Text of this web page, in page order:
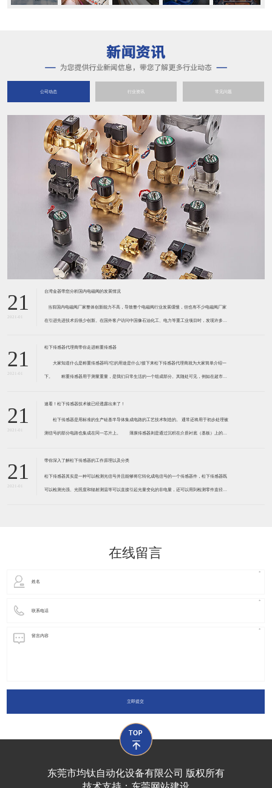
公司动态 行业资讯 常见问题
21
2021-01
台湾金器带您分析国内电磁阀的发展情况
​ 当前国内电磁阀厂家整体创新能力不高，导致整个电磁阀行业发展缓慢，但也有不少电磁阀厂家
在引进先进技术后很少创新。在国外客户访问中国像石油化工、电力等重工业项目时，发现许多项
21
2021-01
松下传感器代理商带你走进称重传感器
大家知道什么是称重传感器吗?它的用途是什么?接下来松下传感器代理商就为大家简单介绍一
下。 称重传感器用于测量重量，是我们日常生活的一个组成部分。其随处可见，例如在超市柜
带有应变片的弹性体组成。弹性体通常由钢
21
2021-01
速看！松下传感器技术被已经透露出来了！
松下传感器是用标准的生产硅基半导体集成电路的工艺技术制造的。 通常还将用于初步处理被
测信号的部分电路也集成在同一芯片上。 薄膜传感器则是通过沉积在介质衬底（基板）上的，
器是利用相应材料的浆料，涂覆在陶瓷基片上
21
2021-01
带你深入了解松下传感器的工作原理以及分类
松下传感器其实是一种可以检测光信号并且能够将它转化成电信号的一个传感器件，松下传感器既
可以检测光强、光照度和辐射测温等可以直接引起光量变化的非电量，还可以用到检测零件直径、
在线留言
立即提交
东莞市均钛自动化设备有限公司 版权所有